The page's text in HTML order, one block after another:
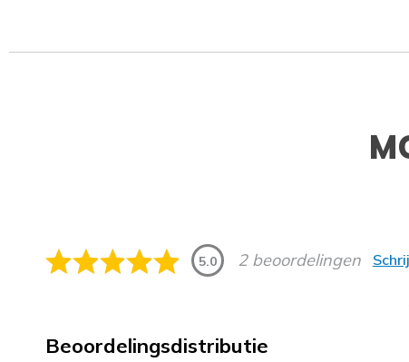
5.0 2 beoordelingen
Beoordelingsdistributie